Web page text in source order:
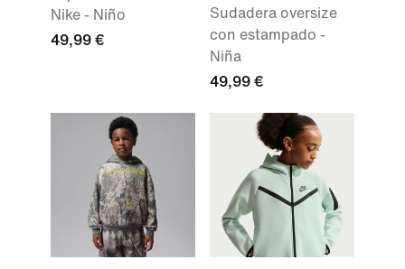
Nike - Niño
49,99 €
Sudadera oversize
con estampado -
Niña
49,99 €